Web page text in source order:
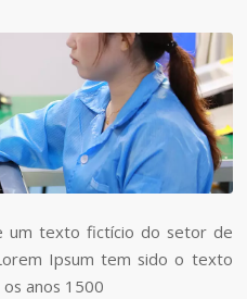
um texto fictício do setor de
Ipsum tem sido o texto
anos 1500